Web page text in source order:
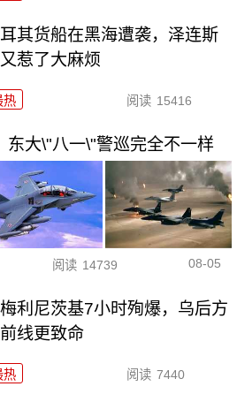
其货船在黑海遭袭，泽连斯
惹了大麻烦
热 阅读 15416
东大\"八一\"警巡完全不一样
阅读 14739 08-05
利尼茨基7小时殉爆，乌后方
线更致命
热 阅读 7440